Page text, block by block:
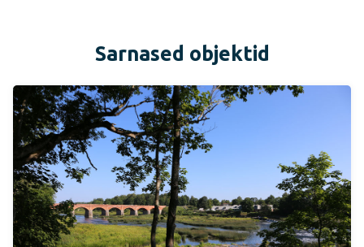
Sarnased objektid